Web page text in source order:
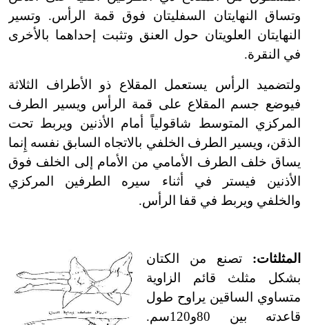
وتساق النهايتان السفليتان فوق قمة الرأس. وتسير
النهايتان العلويتان حول العنق وتثبت إحداهما بالأخرى
في النقرة.
ولتضميد الرأس يستعمل المقلاع ذو الأطراف الثلاثة
فيوضع جسم المقلاع على قمة الرأس ويسير الطرف
المركزي المتوسط شاقولياً أمام الأذنين ويربط تحت
الذقن، ويسير الطرف الخلفي بالاتجاه السابق نفسه إِنما
يساق خلف الطرف الأمامي من الأمام إلى الخلف فوق
الأذنين فيستر في أثناء سيره الطرفين المركزي
والخلفي ويربط في قفا الرأس.
المثلثات: تصنع من الكتان
بشكل مثلث قائم الزاوية
متساوي الساقين يراوح طول
قاعدته بين 80و120سم.